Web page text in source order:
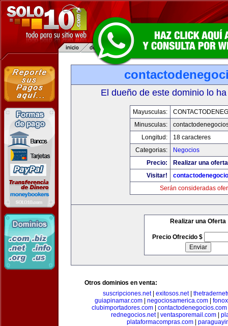
El dueño de este dominio lo
Mayusculas:
Minusculas:
Longitud:
18 caracteres
Categorias:
Negocios
Precio:
Realizar una
Visitar!
Serán consideradas
Realizar una Oferta
Precio Ofrecido $
Otros dominios en venta:
suscripciones.net| exitosos.net|
guiapinamar.com
negociosamerica.com
clubimportadores.com
contactodenegocios.com
rednegocios.net| ventasporemail.com
plataformacompras.com|